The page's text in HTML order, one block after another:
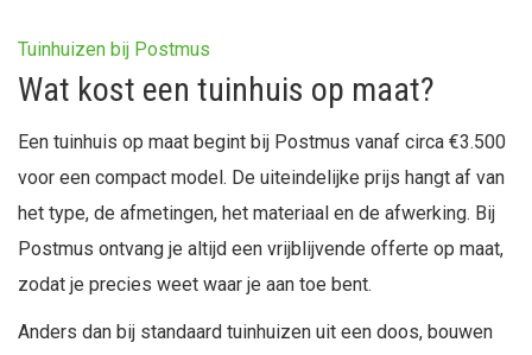
Tuinhuizen bij Postmus
Wat kost een tuinhuis op maat?
Een tuinhuis op maat begint bij Postmus vanaf circa €3.500
voor een compact model. De uiteindelijke prijs hangt af van
het type, de afmetingen, het materiaal en de afwerking. Bij
Postmus ontvang je altijd een vrijblijvende offerte op maat,
zodat je precies weet waar je aan toe bent.
Anders dan bij standaard tuinhuizen uit een doos, bouwen